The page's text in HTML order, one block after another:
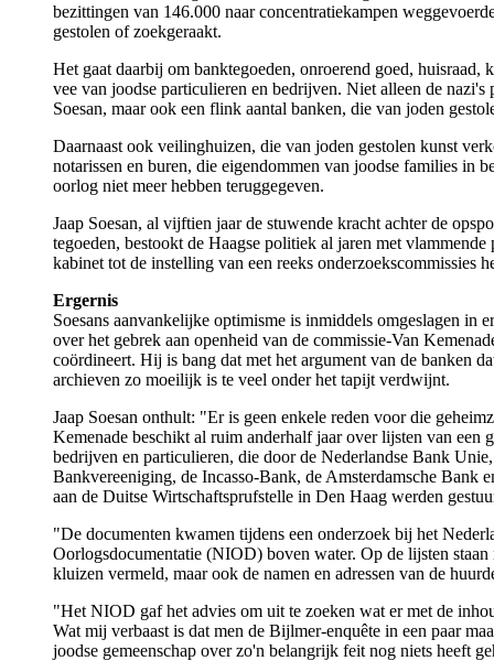
bezittingen van 146.000 naar concentratiekampen
gestolen of zoekgeraakt.
Het gaat daarbij om banktegoeden, onroerend goed, huisraad,
vee van joodse particulieren en bedrijven. Niet alleen de nazi's
Soesan, maar ook een flink aantal banken, die van joden
Daarnaast ook veilinghuizen, die van joden gestolen kunst
notarissen en buren, die eigendommen van joodse families in
oorlog niet meer hebben teruggegeven.
Jaap Soesan, al vijftien jaar de stuwende kracht achter de
tegoeden, bestookt de Haagse politiek al jaren met
kabinet tot de instelling van een reeks onderzoekscommissies
Ergernis
Soesans aanvankelijke optimisme is inmiddels omgeslagen in
over het gebrek aan openheid van de commissie-Van
coördineert. Hij is bang dat met het argument van de banken
archieven zo moeilijk is te veel onder het tapijt verdwijnt.
Jaap Soesan onthult: "Er is geen enkele reden voor die
Kemenade beschikt al ruim anderhalf jaar over lijsten van een
bedrijven en particulieren, die door de Nederlandse Bank
Bankvereeniging, de Incasso-Bank, de Amsterdamsche Bank
aan de Duitse Wirtschaftsprufstelle in Den Haag werden
"De documenten kwamen tijdens een onderzoek bij het
Oorlogsdocumentatie (NIOD) boven water. Op de lijsten staan
kluizen vermeld, maar ook de namen en adressen van de
"Het NIOD gaf het advies om uit te zoeken wat er met de
Wat mij verbaast is dat men de Bijlmer-enquête in een paar
joodse gemeenschap over zo'n belangrijk feit nog niets heeft